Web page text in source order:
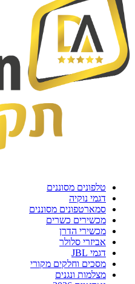
טלפונים מסוננים
דגמי נוקיה
סמארטפונים מסוננים
מכשירים כשרים
מכשירי הדרן
אביזרי סלולר
דגמי JBL
מסכים וחלקים מקורי
מצלמות ונגנים